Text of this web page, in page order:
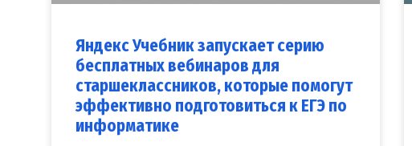
Яндекс Учебник запускает серию
бесплатных вебинаров для
старшеклассников, которые помогут
эффективно подготовиться к ЕГЭ по
информатике